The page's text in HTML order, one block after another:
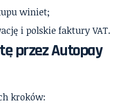
winiet;
i polskie faktury VAT.
przez Autopay
kroków: